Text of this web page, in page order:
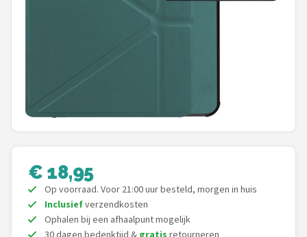
Geschikt voor
i12Cover
Goodline
Kobo
€ 18,95
Op voorraad. Voor 21:00 uur besteld, morgen in huis
Inclusiefverzendkosten
Ophalen bij een afhaalpunt mogelijk
30 dagen bedenktijd & gratis retourneren